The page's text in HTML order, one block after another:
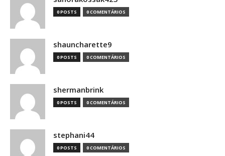
0 POSTS 0 COMENTÁRIOS
shauncharette9
0 POSTS 0 COMENTÁRIOS
shermanbrink
0 POSTS 0 COMENTÁRIOS
stephani44
0 POSTS 0 COMENTÁRIOS